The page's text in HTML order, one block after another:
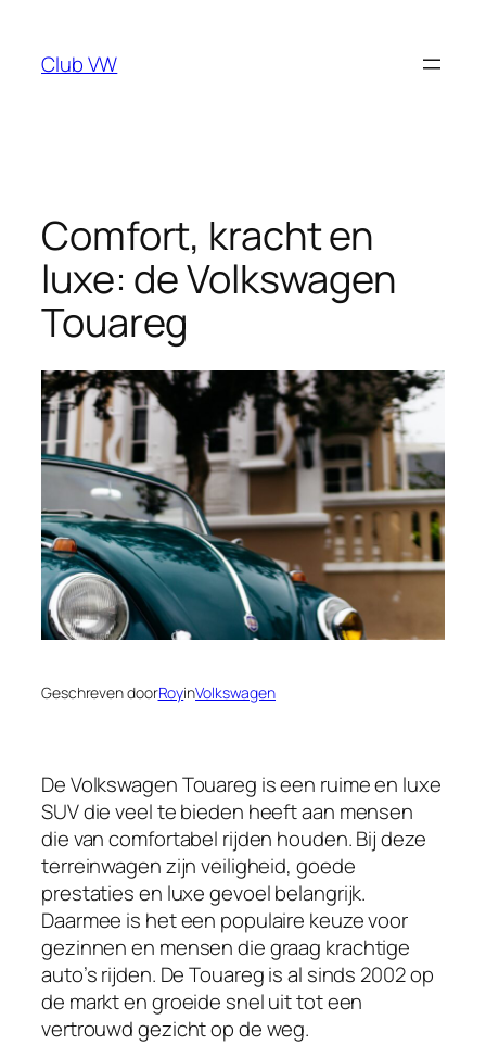
Club VW
Comfort, kracht en
luxe: de Volkswagen
Touareg
Geschreven doorRoyinVolkswagen
De Volkswagen Touareg is een ruime en luxe
SUV die veel te bieden heeft aan mensen
die van comfortabel rijden houden. Bij deze
terreinwagen zijn veiligheid, goede
prestaties en luxe gevoel belangrijk.
Daarmee is het een populaire keuze voor
gezinnen en mensen die graag krachtige
auto’s rijden. De Touareg is al sinds 2002 op
de markt en groeide snel uit tot een
vertrouwd gezicht op de weg.